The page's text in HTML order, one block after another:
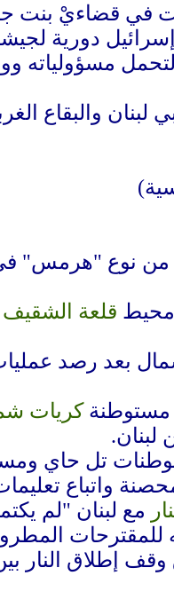
في قضاءيْ بنت
دورية
لتحمل مسؤولياته
أوامر إخلاء جديدة لسكان 5 بلدات
من نوع "هرمس"
محيط قلعة الشقيف
بعد رصد
مستوطنةكريات
تل حاي
واتباع
مع لبنان "لم
للمقترحات
إطلاق النار